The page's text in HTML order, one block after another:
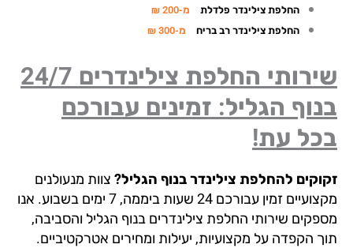
החלפת צילינדר פלדלת
מ-200 ₪
החלפת צילינדר רב בריח
מ-300 ₪
שירותי החלפת צילינדרים 24/7
הגליל: זמינים עבורכם
עת!
להחלפת צילינדר בנוף הגליל?צוות מנעולנים
מקצועיים זמין עבורכם 24 שעות ביממה, 7 ימים בשבוע. אנו
שירותי החלפת צילינדרים בנוף הגליל והסביבה,
הקפדה על מקצועיות, יעילות ומחירים אטרקטיביים.